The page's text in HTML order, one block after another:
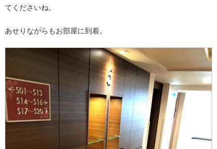
てくださいね。
あせりながらもお部屋に到着。